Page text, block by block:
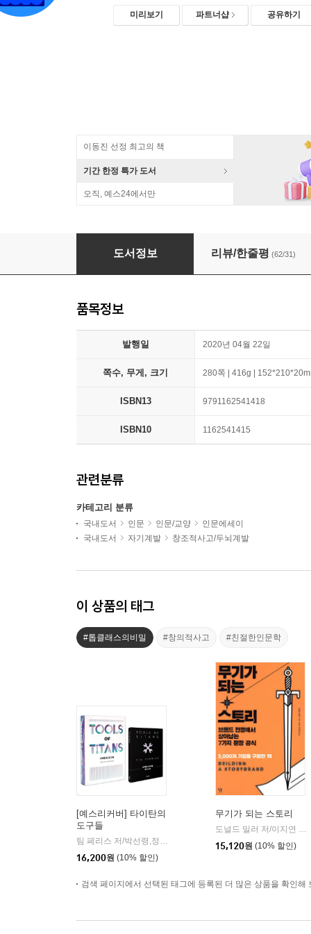
미리보기 파트너샵 공유하기
이동진 선정 최고의 책
기간 한정 특가 도서
오직, 예스24에서만
지금 시작하는 생각 인문학
도서정보 리뷰/한줄평 (62/31)
품목정보
발행일 2020년 04월 22일
쪽수, 무게, 크기 280쪽 | 416g |
ISBN13 9791162541418
ISBN10 1162541415
관련분류
카테고리 분류
국내도서 인문 인문/교양
인문에세이
국내도서
자기계발 창조적사고/두뇌계발
이 상품의 태그
#톱클래스의비밀 #창의적사고 #친절한인문학
[예스리커버] 타이탄의
도구들
팀 페리스 저/박선령,정지현 공역
토네이도
16,200원 (10% 할인)
무기가 되는 스토리
도널드 밀러 저/이지연 역
15,120원 (10% 할인)
검색 페이지에서 선택된 태그에 등록된 더 많은 상품을 확인해